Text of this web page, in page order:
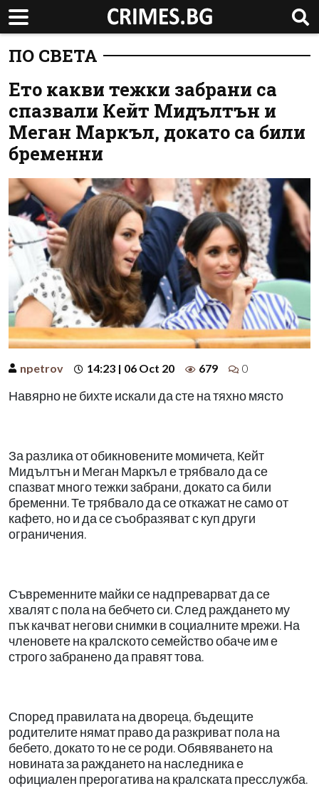
ПО СВЕТА
Ето какви тежки забрани са
спазвали Кейт Мидълтън и
Меган Маркъл, докато са били
бременни
npetrov 14:23 | 06 Oct 20 679 0
Навярно не бихте искали да сте на тяхно място
За разлика от обикновените момичета, Кейт
Мидълтън и Меган Маркъл е трябвало да се
спазват много тежки забрани, докато са били
бременни. Те трябвало да се откажат не само от
кафето, но и да се съобразяват с куп други
ограничения.
Съвременните майки се надпреварват да се
хвалят с пола на бебчето си. След раждането му
пък качват негови снимки в социалните мрежи. На
членовете на кралското семейство обаче им е
строго забранено да правят това.
Според правилата на двореца, бъдещите
родителите нямат право да разкриват пола на
бебето, докато то не се роди. Обявяването на
новината за раждането на наследника е
официален прерогатива на кралската пресслужба.